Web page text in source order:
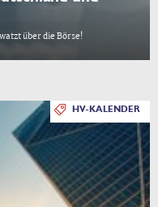
über die Börse!
HV-KALENDER